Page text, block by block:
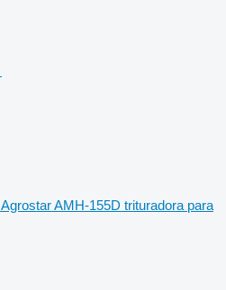
Agrostar AMH-155D trituradora para